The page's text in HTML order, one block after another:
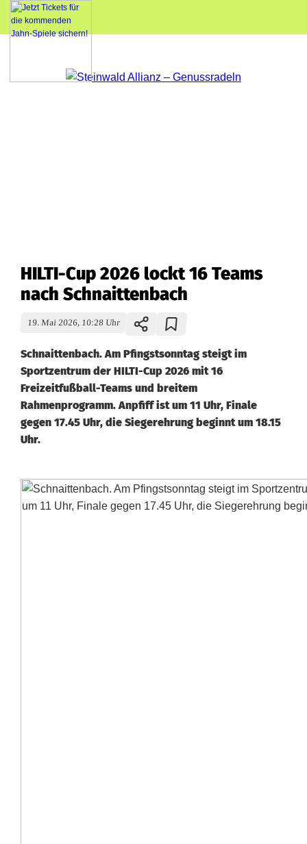
HILTI-Cup 2026 lockt 16 Teams
nach Schnaittenbach
19. Mai 2026, 10:28 Uhr
Schnaittenbach. Am Pfingstsonntag steigt im
Sportzentrum der HILTI-Cup 2026 mit 16
Freizeitfußball-Teams und breitem
Rahmenprogramm. Anpfiff ist um 11 Uhr, Finale
gegen 17.45 Uhr, die Siegerehrung beginnt um 18.15
Uhr.